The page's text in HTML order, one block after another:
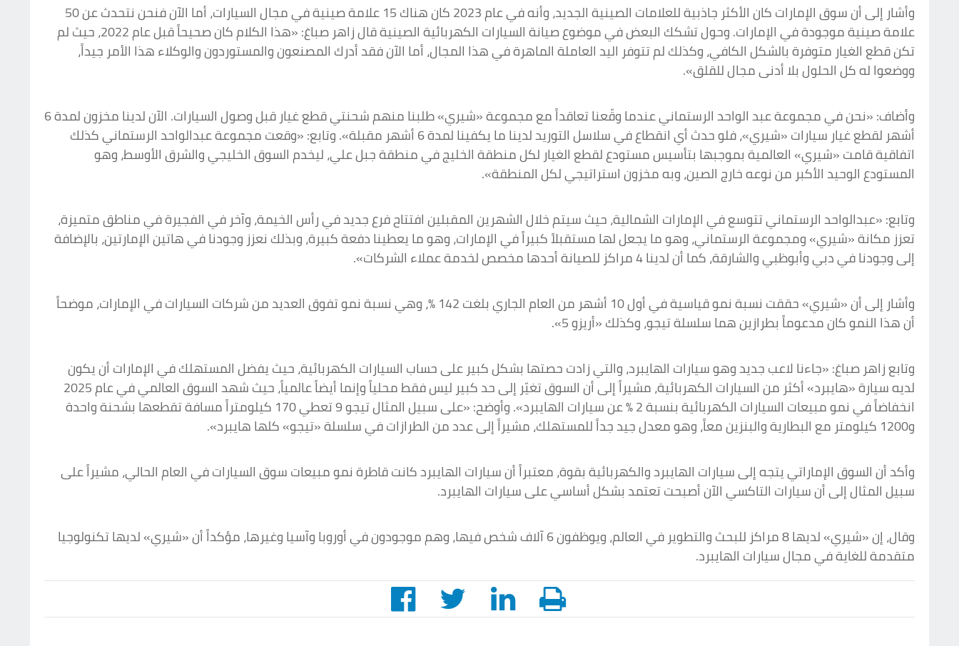
وأشار إلى أن سوق الإمارات كان الأكثر جاذبية للعلامات الصينية الجديد، وأنه في عام 2023 كان هناك 15 علامة صينية في مجال السيارات، أما الآن فنحن نتحدث عن 50
علامة صينية موجودة في الإمارات. وحول تشكك البعض في موضوع صيانة السيارات الكهربائية الصينية قال زاهر صباغ: «هذا الكلام كان صحيحاً قبل عام 2022، حيث لم
تكن قطع الغيار متوفرة بالشكل الكافي، وكذلك لم تتوفر اليد العاملة الماهرة في هذا المجال، أما الآن فقد أدرك المصنعون والمستوردون والوكلاء هذا الأمر جيداً،
ووضعوا له كل الحلول بلا أدنى مجال للقلق».
وأضاف: «نحن في مجموعة عبد الواحد الرستماني عندما وقّعنا تعاقداً مع مجموعة «شيري» طلبنا منهم شحنتي قطع غيار قبل وصول السيارات. الآن لدينا مخزون لمدة 6
أشهر لقطع غيار سيارات «شيري»، فلو حدث أي انقطاع في سلاسل التوريد لدينا ما يكفينا لمدة 6 أشهر مقبلة». وتابع: «وقعت مجموعة عبدالواحد الرستماني كذلك
اتفاقية قامت «شيري» العالمية بموجبها بتأسيس مستودع لقطع الغيار لكل منطقة الخليج في منطقة جبل علي، ليخدم السوق الخليجي والشرق الأوسط، وهو
المستودع الوحيد الأكبر من نوعه خارج الصين، وبه مخزون استراتيجي لكل المنطقة».
وتابع: «عبدالواحد الرستماني تتوسع في الإمارات الشمالية، حيث سيتم خلال الشهرين المقبلين افتتاح فرع جديد في رأس الخيمة، وآخر في الفجيرة في مناطق متميزة،
تعزز مكانة «شيري» ومجموعة الرستماني، وهو ما يجعل لها مستقبلاً كبيراً في الإمارات، وهو ما يعطينا دفعة كبيرة، وبذلك نعزز وجودنا في هاتين الإمارتين، بالإضافة
إلى وجودنا في دبي وأبوظبي والشارقة، كما أن لدينا 4 مراكز للصيانة أحدها مخصص لخدمة عملاء الشركات».
وأشار إلى أن «شيري» حققت نسبة نمو قياسية في أول 10 أشهر من العام الجاري بلغت 142 %، وهي نسبة نمو تفوق العديد من شركات السيارات في الإمارات، موضحاً
أن هذا النمو كان مدعوماً بطرازين هما سلسلة تيجو، وكذلك «أريزو 5».
وتابع زاهر صباغ: «جاءنا لاعب جديد وهو سيارات الهايبرد، والتي زادت حصتها بشكل كبير على حساب السيارات الكهربائية، حيث يفضل المستهلك في الإمارات أن يكون
لديه سيارة «هايبرد» أكثر من السيارات الكهربائية، مشيراً إلى أن السوق تغيّر إلى حد كبير ليس فقط محلياً وإنما أيضاً عالمياً، حيث شهد السوق العالمي في عام 2025
انخفاضاً في نمو مبيعات السيارات الكهربائية بنسبة 2 % عن سيارات الهايبرد». وأوضح: «على سبيل المثال تيجو 9 تعطي 170 كيلومتراً مسافة تقطعها بشحنة واحدة
و1200 كيلومتر مع البطارية والبنزين معاً، وهو معدل جيد جداً للمستهلك، مشيراً إلى عدد من الطرازات في سلسلة «تيجو» كلها هايبرد».
وأكد أن السوق الإماراتي يتجه إلى سيارات الهايبرد والكهربائية بقوة، معتبراً أن سيارات الهايبرد كانت قاطرة نمو مبيعات سوق السيارات في العام الحالي، مشيراً على
سبيل المثال إلى أن سيارات التاكسي الآن أصبحت تعتمد بشكل أساسي على سيارات الهايبرد.
وقال، إن «شيري» لديها 8 مراكز للبحث والتطوير في العالم، ويوظفون 6 آلاف شخص فيها، وهم موجودون في أوروبا وآسيا وغيرها، مؤكداً أن «شيري» لديها تكنولوجيا
متقدمة للغاية في مجال سيارات الهايبرد.